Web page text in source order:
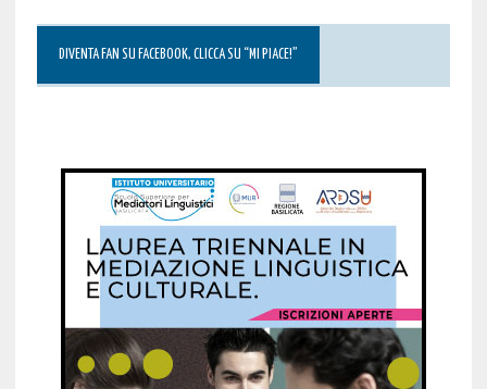
DIVENTA FAN SU FACEBOOK, CLICCA SU “MI PIACE!”